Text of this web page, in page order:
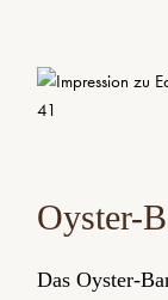
Oyster-
Das Oyster-